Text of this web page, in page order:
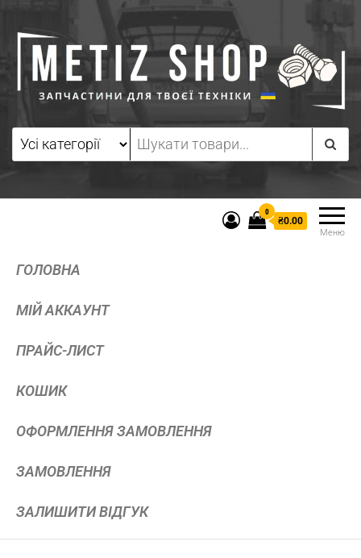
Меню
0
₴0.00
ГОЛОВНА
МІЙ АККАУНТ
ПРАЙС-ЛИСТ
КОШИК
ОФОРМЛЕННЯ ЗАМОВЛЕННЯ
ЗАМОВЛЕННЯ
ЗАЛИШИТИ ВІДГУК